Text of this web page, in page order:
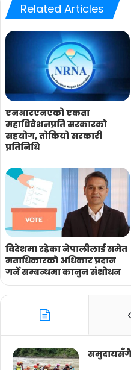
Related Articles
एनआरएनएको एकता
महाधिवेशनप्रति सरकारको
सहयोग, तोकियो सरकारी
प्रतिनिधि
विदेशमा रहेका नेपालीलाई समेत
मताधिकारको अधिकार प्रदान
गर्ने सम्बन्धमा कानुन संशोधन
समुदायसँगै